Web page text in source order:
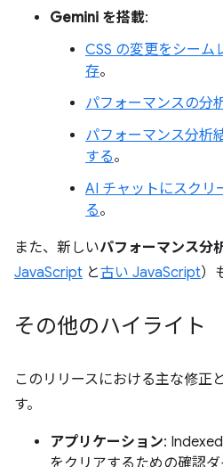
Gemini を搭載:
CSS の変更をシーム
存。
パフォーマンスの分
パフォーマンス分析
する。
AI チャットにスクリ
る。
また、新しいパフォーマンス分
JavaScript と古い JavaScript）
その他のハイライト
このリリースにおける主な修正
す。
アプリケーション: